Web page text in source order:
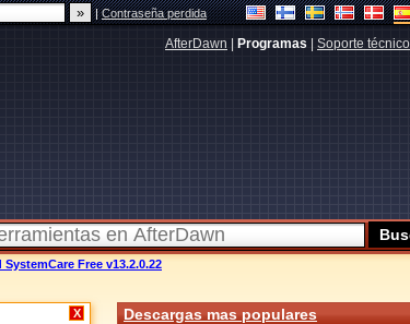
|Contraseña perdida
AfterDawn Programas Soporte técnico
Free v13.2.0.22
X Descargas mas populares